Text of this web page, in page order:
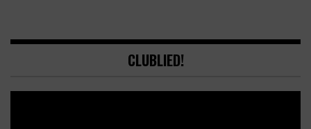
CLUBLIED!